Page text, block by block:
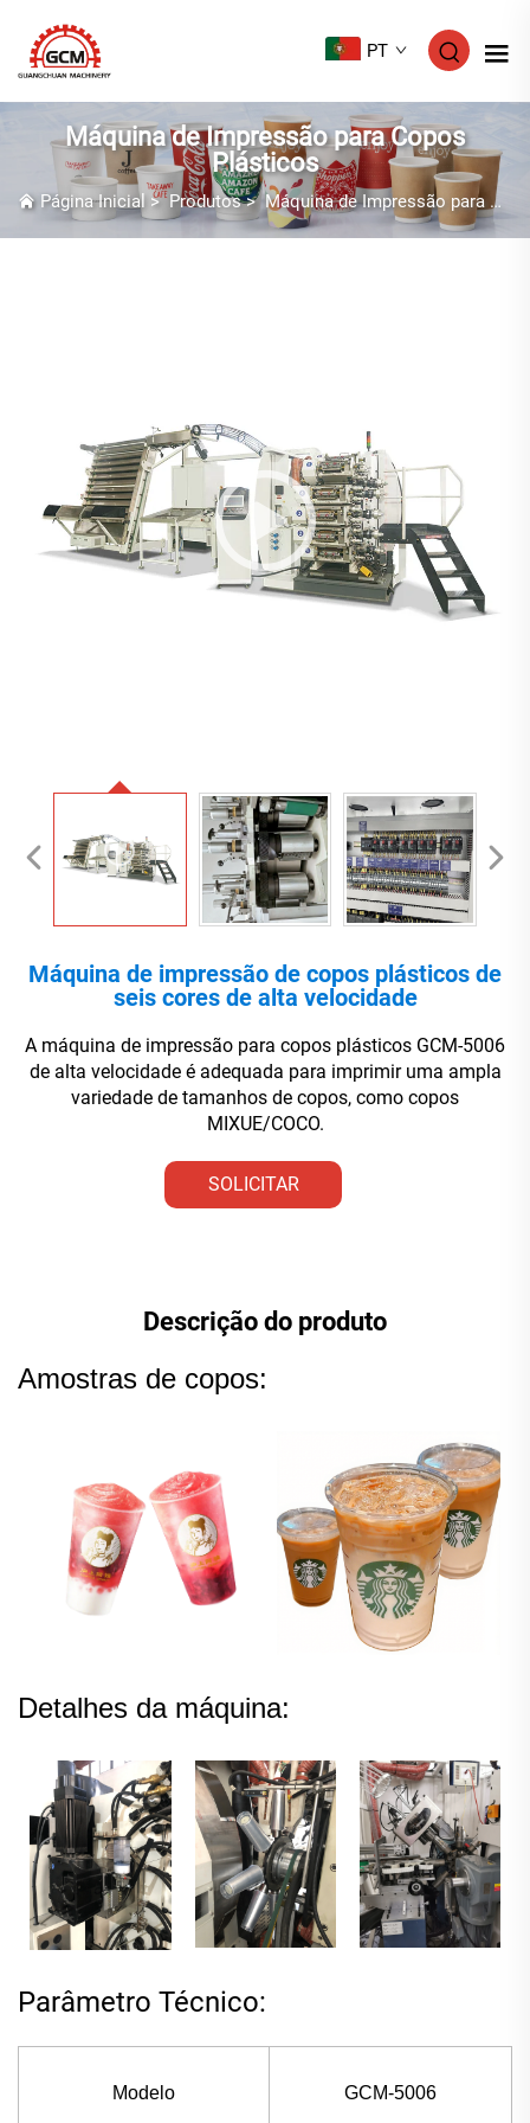
PT
Máquina de Impressão para Copos
Plásticos
Página Inicial > Produtos> Máquina de Impressão para Copos Plásticos
Máquina de impressão de copos plásticos de
seis cores de alta velocidade
A máquina de impressão para copos plásticos GCM-5006
de alta velocidade é adequada para imprimir uma ampla
variedade de tamanhos de copos, como copos
MIXUE/COCO.
SOLICITAR
Descrição do produto
Amostras de copos:
Detalhes da máquina:
Parâmetro Técnico:
Modelo GCM-5006